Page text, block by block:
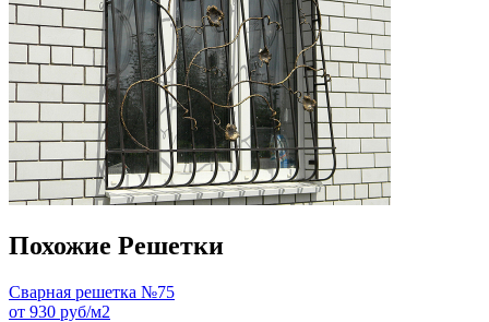
Похожие Решетки
Сварная решетка №75
от 930 руб/м2